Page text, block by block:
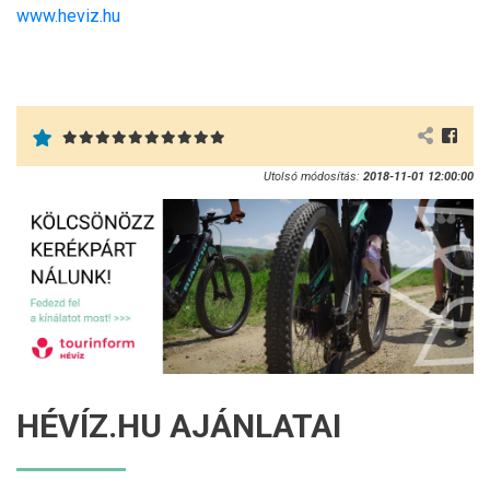
www.heviz.hu
Utolsó módosítás: 2018-11-01 12:00:00
HÉVÍZ.HU AJÁNLATAI